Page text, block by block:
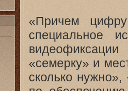
«Причем
специальное
«семерку» и
сколько